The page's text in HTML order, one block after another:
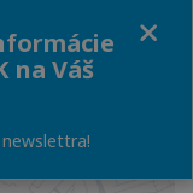
na Váš